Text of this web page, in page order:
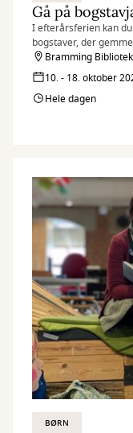
Gå på
I efterårsferien kan
bogstaver, der
Bramming Bibliotek
10. - 18. oktober
Hele dagen
BØRN